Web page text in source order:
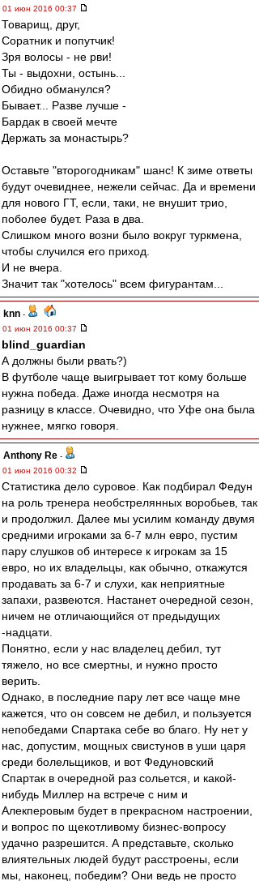
01 июн 2016 00:37
Товарищ, друг,
Соратник и попутчик!
Зря волосы - не рви!
Ты - выдохни, остынь...
Обидно обманулся?
Бывает... Разве лучше -
Бардак в своей мечте
Держать за монастырь?
Оставьте "второгодникам" шанс! К зиме ответы
будут очевиднее, нежели сейчас. Да и времени
для нового ГТ, если, таки, не внушит трио,
поболее будет. Раза в два.
Слишком много возни было вокруг туркмена,
чтобы случился его приход.
И не вчера.
Значит так "хотелось" всем фигурантам...
knn -
01 июн 2016 00:37
blind_guardian
А должны были рвать?)
В футболе чаще выигрывает тот кому больше
нужна победа. Даже иногда несмотря на
разницу в классе. Очевидно, что Уфе она была
нужнее, мягко говоря.
Anthony Re -
01 июн 2016 00:32
Статистика дело суровое. Как подбирал Федун
на роль тренера необстрелянных воробьев, так
и продолжил. Далее мы усилим команду двумя
средними игроками за 6-7 млн евро, пустим
пару слушков об интересе к игрокам за 15
евро, но их владельцы, как обычно, откажутся
продавать за 6-7 и слухи, как неприятные
запахи, развеются. Настанет очередной сезон,
ничем не отличающийся от предыдущих
-надцати.
Понятно, если у нас владелец дебил, тут
тяжело, но все смертны, и нужно просто
верить.
Однако, в последние пару лет все чаще мне
кажется, что он совсем не дебил, и пользуется
непобедами Спартака себе во благо. Ну нет у
нас, допустим, мощных свистунов в уши царя
среди болельщиков, и вот Федуновский
Спартак в очередной раз сольется, и какой-
нибудь Миллер на встрече с ним и
Алекперовым будет в прекрасном настроении,
и вопрос по щекотливому бизнес-вопросу
удачно разрешится. А представьте, сколько
влиятельных людей будут расстроены, если
мы, наконец, победим? Они ведь не просто